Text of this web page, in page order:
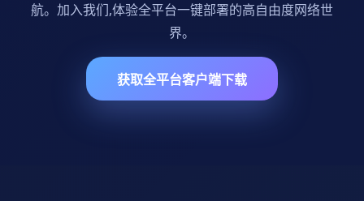
航。加入我们,体验全平台一键部署的高自由度网络世
界。
获取全平台客户端下载